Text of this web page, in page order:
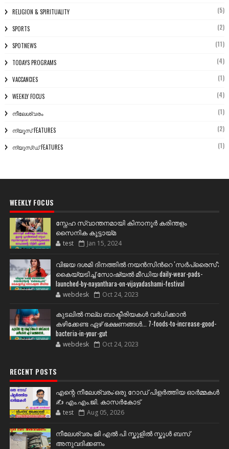
RELIGION & SPIRITUALITY (5)
SPORTS (2)
SPOTNEWS (11)
TODAYS PROGRAMS (4)
VACCANCIES (1)
WEEKLY FOCUS (4)
നീലേശ്വരം (1)
ന്യൂസ് FEATURES (2)
ന്യൂസ്ഡ് FEATURES (1)
WEEKLY FOCUS
സ്നേഹ സ്വാന്തനമായി കിനാനൂർ കരിന്തളം
സൈനിക കൂട്ടായ്മ
test Jan 15, 2024
വിജയ ദശമി ദിനത്തില്‍ നയന്‍സിന്‍റെ 'സര്‍പ്രൈസ്';
കൈയ്യടിച്ച് സോഷ്യല്‍ മീഡിയ daily-wear-pads-
launched-by-nayanthara-on-vijayadashami-festival
webdesk Oct 24, 2023
കുടലിൽ നല്ല ബാക്ടീരിയകൾ വര്‍ധിക്കാന്‍
കഴിക്കേണ്ട ഏഴ് ഭക്ഷണങ്ങള്‍... 7-foods-to-increase-good-
bacteria-in-your-gut
webdesk Oct 24, 2023
RECENT POSTS
എന്റെ നീലേശ്വരം:ഒരു റോഡ് പിളർത്തിയ ഓർമ്മകൾ
✍️ എം.എം.ജി. കാസർകോട്
test Aug 05, 2026
നീലേശ്വരം ജി എൽ പി സ്കൂളിൽ സ്കൂൾ ബസ്
അനുവദിക്കണം